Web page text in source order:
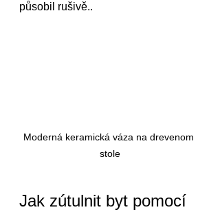
působil rušivě..
Moderná keramická váza na drevenom
stole
Jak zútulnit byt pomocí